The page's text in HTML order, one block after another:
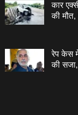
कार
की
रेप केस
की